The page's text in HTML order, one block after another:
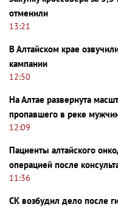
отменили
13:21
В Алтайском крае
кампании
12:50
На Алтае развернута
пропавшего в реке
12:09
Пациенты алтайского
операцией после
11:36
СК возбудил дело после